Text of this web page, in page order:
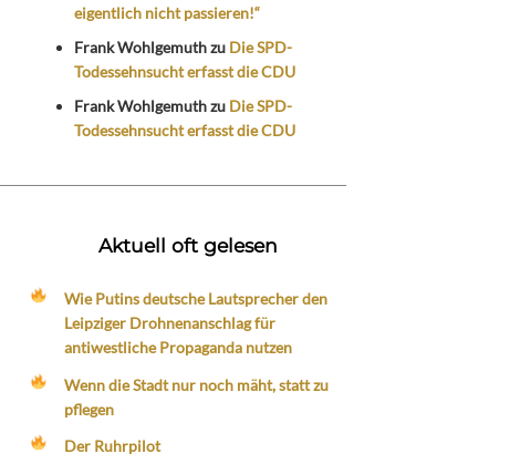
eigentlich nicht passieren!“
Frank Wohlgemuthzu Die SPD-
Todessehnsucht erfasst die CDU
Frank Wohlgemuthzu Die SPD-
Todessehnsucht erfasst die CDU
Aktuell oft gelesen
Wie Putins deutsche Lautsprecher den
Leipziger Drohnenanschlag für
antiwestliche Propaganda nutzen
Wenn die Stadt nur noch mäht, statt zu
pflegen
Der Ruhrpilot